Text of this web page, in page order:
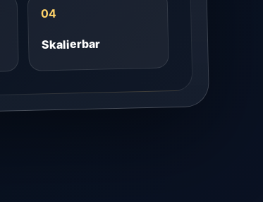
04
Skalierbar